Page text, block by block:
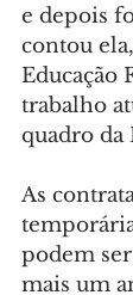
e depois
contou
Educação
trabalho
quadro da
As
podem
mais um